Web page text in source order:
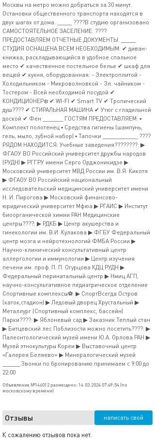
Москвы на метро можно добраться за 30 минут.
Остановки общественного транспорта находятся в
двух шагах от дома. _____ ????В студию организовано
САМОСТОЯТЕЛЬНОЕ ЗАСЕЛЕНИЕ. ????
ПРЕДОСТАВЛЯЕМ ОTЧEТHЫE ДOKУМЕНТЫ. _____
СТУДИЯ ОСНАЩЕНА ВСЕМ НЕОБХОДИМЫМ: ✔ диван-
книжка, раскладывающийся в удобное спальное
место ✔ качественное постельное белье ✔ шкаф для
вещей ✔ кухня, оборудованная: - Электроплитой -
Холодильником - Микроволновкой - Эл. чайником -
Тостером - Всей необходимой посудой ✔
КОНДИЦИОНЕР❄️ ✔ WI-FI ✔ Smart TV ✔ Тропический
душ???? ✔ СТИРАЛЬНАЯ МАШИНА ✔ Утюг с гладильной
доской ✔ Фен _______ ГОСТЯМ ПРЕДОСТАВЛЯЕМ: ▪️
Комплект полотенец ▪️ Средства гигиены (шампунь,
гель, мыло, зубной набор) ▪️ Тапочки ____________ ????
РЯДОМ НАХОДИТСЯ: Учебные заведения????‍????: ▶
ФГАОУ ВО Российский университет дружбы народов
(РУДН) ▶ РГГРУ имени Серго Орджоникидзе ▶
Московский университет МВД России им. В.Я. Кикотя
▶ ФГАОУ ВО Российский национальный
исследовательский медицинский университет имени
Н. И. Пирогова ▶ Московский финансово-
юридический университет Мфюа ▶ РГАИС ▶ Институт
биоорганической химии РАН Медицинские
центры????: ▶ РДКБ ▶ Центр акушерства и
гинекологии им. В.И. Кулакова ▶ ФГБУ Федеральный
центр мозга и нейротехнологий ФМБА России ▶
Научно-клинический консультативный центр
аллергологии и иммунологии ▶ Центр изучения
печени им. проф. П. П. Огурцова КДЦ РУДН ▶
Федеральный перинатальный центр ▶ Нмиц АГП,
научно-консультативное педиатрическое отделение
Спортивные комплексы⚽️: ▶ СпортВсегда Остров
(каток,стадион) ▶ Ледовый дворец Хрустальный ▶
Металлург (Спортивный комплекс, бассейн)
Парки????: ▶ Яблоневый сад ▶ Заказник Теплый стан
▶ Битцевский лес Поблизости можно посетить????: ▶
Палеонтологический музей имени Ю.А. Орлова РАН ▶
Музей этнокультуры Кореи ▶ Выставочный центр
«Галерея Беляево» ▶ Минералогический музей
______ Звонки по бронированию принимаем с 9:00 до
22:00
Объявление №146012 размещено: 14.03.2024 07:49:54 (по
московскому времени)
Отзывы написать свой
К сожалению отзывов пока нет.